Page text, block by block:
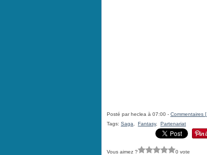
Posté par heclea à 07:00 - Commentaires [
Tags: Saga Fantasy, Partenariat
Vous aimez ? 0 vote